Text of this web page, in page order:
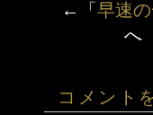
←「 早速
へ
コメント